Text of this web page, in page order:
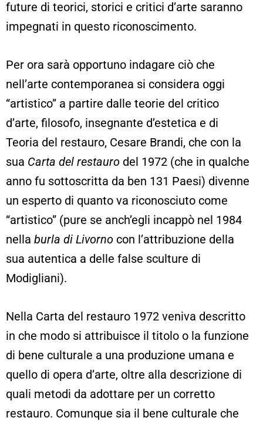
future di teorici, storici e critici d’arte saranno
impegnati in questo riconoscimento.
Per ora sarà opportuno indagare ciò che
nell’arte contemporanea si considera oggi
“artistico” a partire dalle teorie del critico
d’arte, filosofo, insegnante d’estetica e di
Teoria del restauro, Cesare Brandi, che con la
sua Carta del restauro del 1972 (che in qualche
anno fu sottoscritta da ben 131 Paesi) divenne
un esperto di quanto va riconosciuto come
“artistico” (pure se anch’egli incappò nel 1984
nella burla di Livorno con l’attribuzione della
sua autentica a delle false sculture di
Modigliani).
Nella Carta del restauro 1972 veniva descritto
in che modo si attribuisce il titolo o la funzione
di bene culturale a una produzione umana e
quello di opera d’arte, oltre alla descrizione di
quali metodi da adottare per un corretto
restauro. Comunque sia il bene culturale che